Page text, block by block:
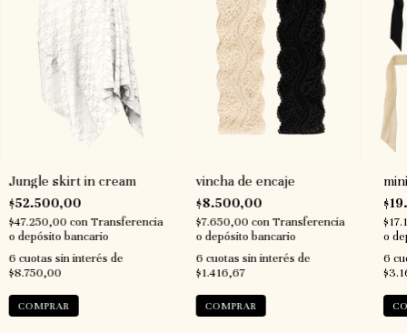
Jungle skirt in cream
$52.500,00
$47.250,00 conTransferencia
o depósito bancario
6 cuotas sin interés de
$8.750,00
COMPRAR
vincha de encaje
$8.500,00
$7.650,00 con Transferencia
o depósito bancario
6 cuotas sin interés de
$1.416,67
COMPRAR
o
6